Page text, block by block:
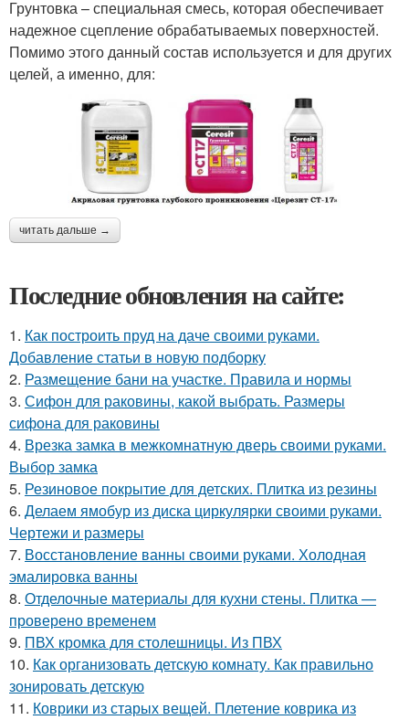
Грунтовка – специальная смесь, которая обеспечивает
надежное сцепление обрабатываемых поверхностей.
Помимо этого данный состав используется и для других
целей, а именно, для:
читать дальше →
Последние обновления на сайте:
1. Как построить пруд на даче своими руками.
Добавление статьи в новую подборку
2. Размещение бани на участке. Правила и нормы
3. Сифон для раковины, какой выбрать. Размеры
сифона для раковины
4. Врезка замка в межкомнатную дверь своими руками.
Выбор замка
5. Резиновое покрытие для детских. Плитка из резины
6. Делаем ямобур из диска циркулярки своими руками.
Чертежи и размеры
7. Восстановление ванны своими руками. Холодная
эмалировка ванны
8. Отделочные материалы для кухни стены. Плитка —
проверено временем
9. ПВХ кромка для столешницы. Из ПВХ
10. Как организовать детскую комнату. Как правильно
зонировать детскую
11. Коврики из старых вещей. Плетение коврика из